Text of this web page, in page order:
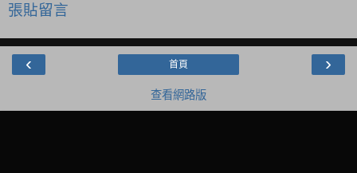
張貼留言
‹ ›
首頁
查看網路版